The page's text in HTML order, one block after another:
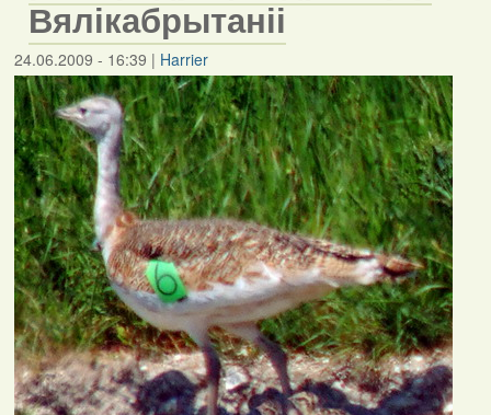
Вялікабрытаніі
24.06.2009 - 16:39 | Harrier